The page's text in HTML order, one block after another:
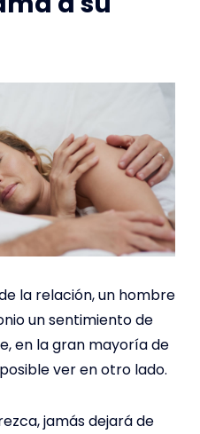
la relación, un hombre
un sentimiento de
en la gran mayoría de
ver en otro lado.
jamás dejará de